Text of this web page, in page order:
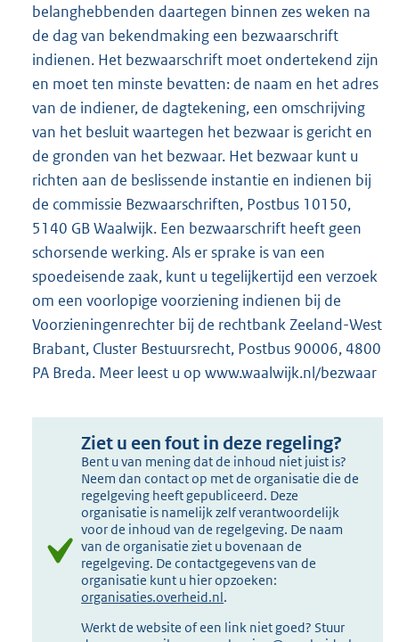
belanghebbenden daartegen binnen zes weken na
de dag van bekendmaking een bezwaarschrift
indienen. Het bezwaarschrift moet ondertekend zijn
en moet ten minste bevatten: de naam en het adres
van de indiener, de dagtekening, een omschrijving
van het besluit waartegen het bezwaar is gericht en
de gronden van het bezwaar. Het bezwaar kunt u
richten aan de beslissende instantie en indienen bij
de commissie Bezwaarschriften, Postbus 10150,
5140 GB Waalwijk. Een bezwaarschrift heeft geen
schorsende werking. Als er sprake is van een
spoedeisende zaak, kunt u tegelijkertijd een verzoek
om een voorlopige voorziening indienen bij de
Voorzieningenrechter bij de rechtbank Zeeland-West
Brabant, Cluster Bestuursrecht, Postbus 90006, 4800
PA Breda. Meer leest u op www.waalwijk.nl/bezwaar
Ziet u een fout in deze regeling?
Bent u van mening dat de inhoud niet juist is?
Neem dan contact op met de organisatie die de
regelgeving heeft gepubliceerd. Deze
organisatie is namelijk zelf verantwoordelijk
voor de inhoud van de regelgeving. De naam
van de organisatie ziet u bovenaan de
regelgeving. De contactgegevens van de
organisatie kunt u hier opzoeken:
organisaties.overheid.nl.
Werkt de website of een link niet goed? Stuur